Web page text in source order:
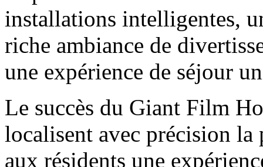
installations intelligentes,
riche ambiance de
une expérience de séjour
Le succès du Giant Film
localisent avec précision
aux résidents une